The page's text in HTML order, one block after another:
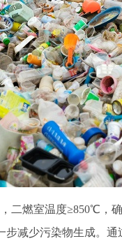
二燃室温度≥850℃，
减少污染物生成。